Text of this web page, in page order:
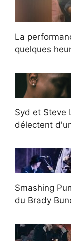
La
quelques
Syd et Steve
délectent
Smashing
du Brady